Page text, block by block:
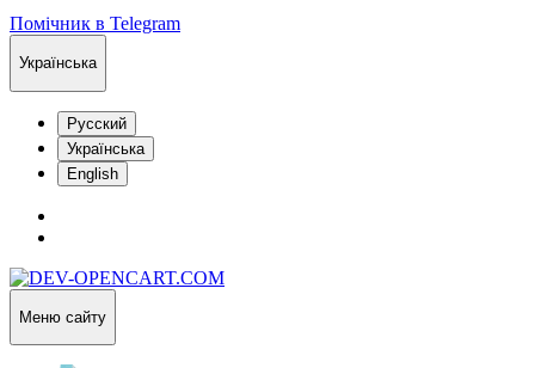
Помічник в Telegram
Українська
Русский
Українська
English
Меню сайту